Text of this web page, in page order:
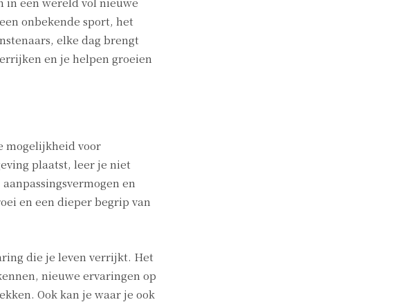
onbekende sport, het
elke dag brengt
en je helpen groeien
mogelijkheid voor
plaatst, leer je niet
en
en een dieper begrip van
die je leven verrijkt. Het
nieuwe ervaringen op
Ook kan je waar je ook